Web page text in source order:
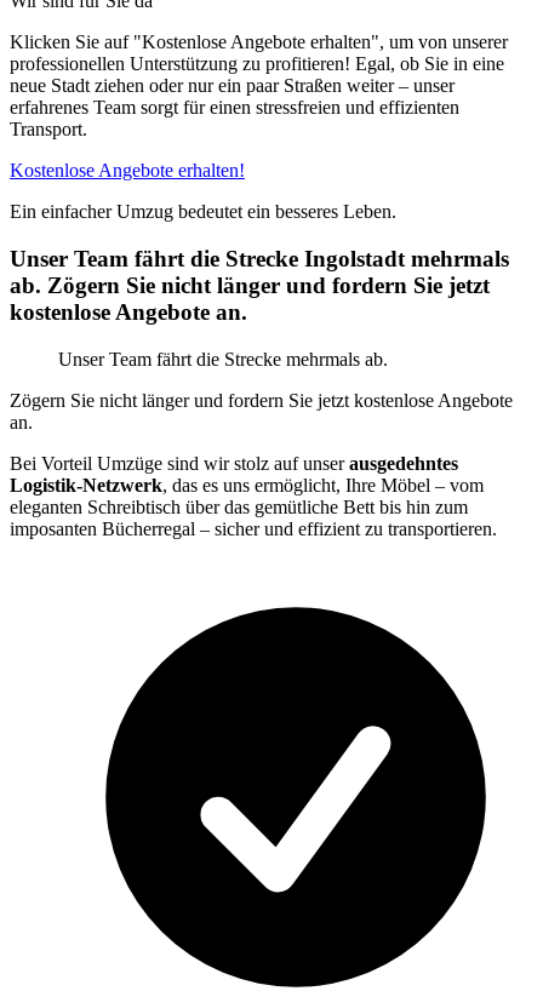
Klicken Sie auf "Kostenlose Angebote erhalten", um von unserer
professionellen Unterstützung zu profitieren! Egal, ob Sie in eine
neue Stadt ziehen oder nur ein paar Straßen weiter – unser
erfahrenes Team sorgt für einen stressfreien und effizienten
Transport.
Kostenlose Angebote erhalten!
Ein einfacher Umzug bedeutet ein besseres Leben.
Unser Team fährt die Strecke Ingolstadt mehrmals
ab. Zögern Sie nicht länger und fordern Sie jetzt
kostenlose Angebote an.
Unser Team fährt die Strecke mehrmals ab.
Zögern Sie nicht länger und fordern Sie jetzt kostenlose Angebote
an.
Bei Vorteil Umzüge sind wir stolz auf unserausgedehntes
Logistik-Netzwerk, das es uns ermöglicht, Ihre Möbel – vom
eleganten Schreibtisch über das gemütliche Bett bis hin zum
imposanten Bücherregal – sicher und effizient zu transportieren.